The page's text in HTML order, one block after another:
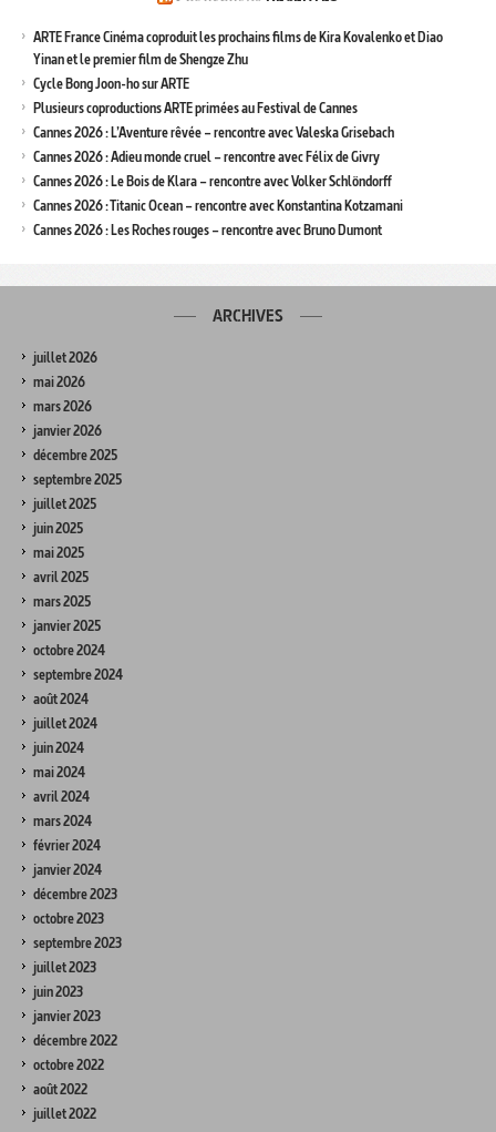
ARTE France Cinéma coproduit les prochains films de Kira Kovalenko et Diao
Yinan et le premier film de Shengze Zhu
Cycle Bong Joon-ho sur ARTE
Plusieurs coproductions ARTE primées au Festival de Cannes
Cannes 2026 : L’Aventure rêvée – rencontre avec Valeska Grisebach
Cannes 2026 : Adieu monde cruel – rencontre avec Félix de Givry
Cannes 2026 : Le Bois de Klara – rencontre avec Volker Schlöndorff
Cannes 2026 : Titanic Ocean – rencontre avec Konstantina Kotzamani
Cannes 2026 : Les Roches rouges – rencontre avec Bruno Dumont
ARCHIVES
juillet 2026
mai 2026
mars 2026
janvier 2026
décembre 2025
septembre 2025
juillet 2025
juin 2025
mai 2025
avril 2025
mars 2025
janvier 2025
octobre 2024
septembre 2024
août 2024
juillet 2024
juin 2024
mai 2024
avril 2024
mars 2024
février 2024
janvier 2024
décembre 2023
octobre 2023
septembre 2023
juillet 2023
juin 2023
janvier 2023
décembre 2022
octobre 2022
août 2022
juillet 2022